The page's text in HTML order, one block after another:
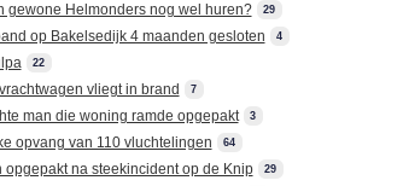
gewone Helmonders nog wel huren? 29
op Bakelsedijk 4 maanden gesloten 4
22
vliegt in brand 7
man die woning ramde opgepakt 3
opvang van 110 vluchtelingen 64
opgepakt na steekincident op de Knip 29